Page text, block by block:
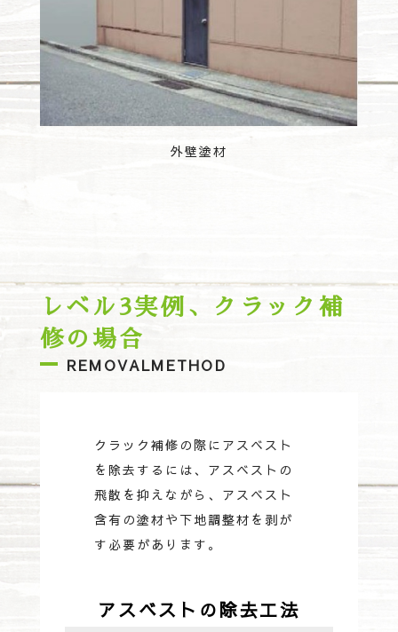
外壁塗材
REMOVALMETHOD
レベル3実例、クラック補
修の場合
クラック補修の際にアスベスト
を除去するには、アスベストの
飛散を抑えながら、アスベスト
含有の塗材や下地調整材を剥が
す必要があります。
アスベストの除去工法